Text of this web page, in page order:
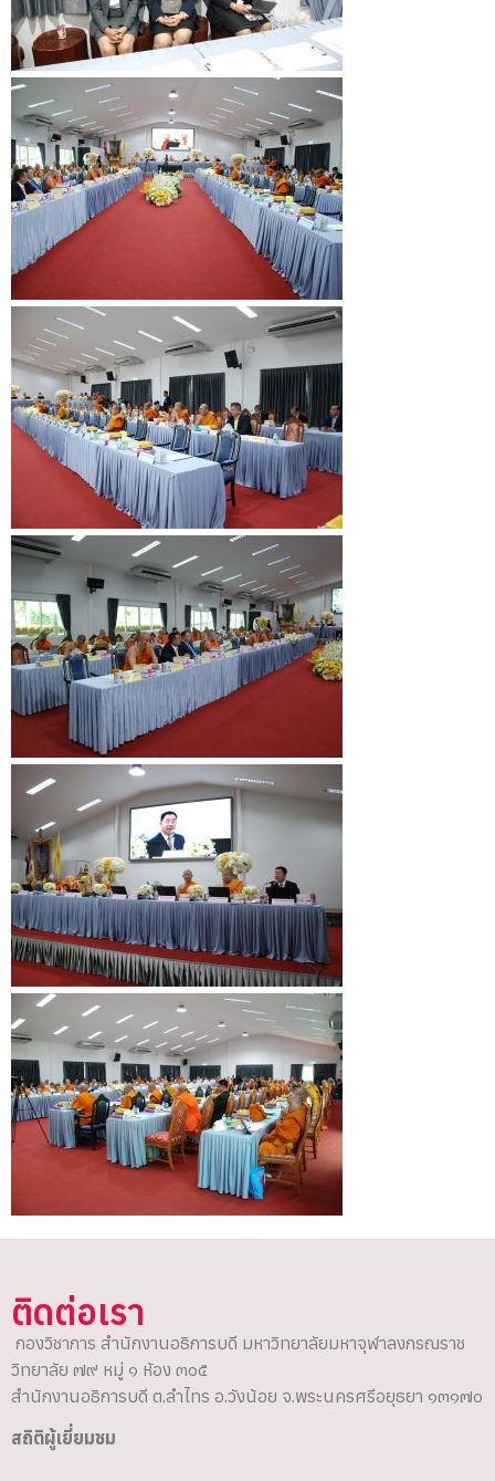
ติดต่อเรา
กองวิชาการ สำนักงานอธิการบดี มหาวิทยาลัยมหาจุฬาลงกรณราช
วิทยาลัย ๗๙ หมู่ ๑ ห้อง ๓๐๕
สำนักงานอธิการบดี ต.ลำไทร อ.วังน้อย จ.พระนครศรีอยุธยา ๑๓๑๗๐
สถิติผู้เยี่ยมชม